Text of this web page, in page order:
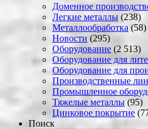
Доменное
Легкие металлы (238)
Металлообработка (58)
Новости (295)
Оборудование (2 513)
Оборудование для
Оборудование для
Производственные
Промышленное
Тяжелые металлы (95)
Цинковое покрытие
Поиск